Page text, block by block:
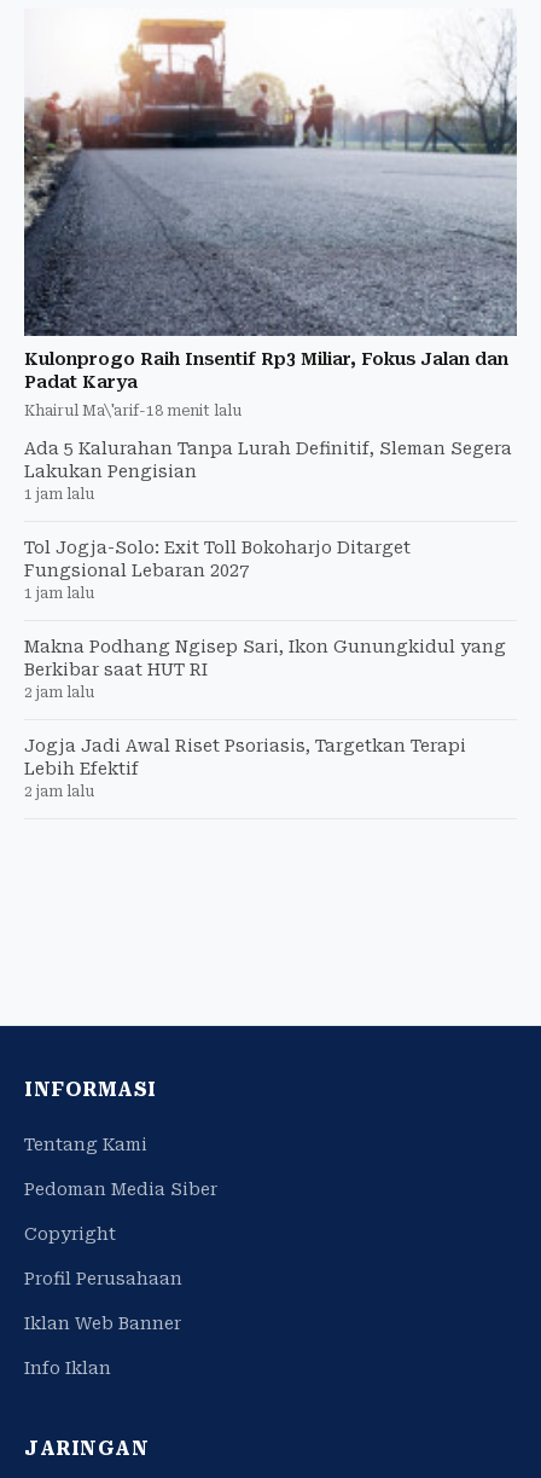
Kulonprogo Raih Insentif Rp3 Miliar, Fokus Jalan dan
Padat Karya
Khairul Ma\'arif-18 menit lalu
Ada 5 Kalurahan Tanpa Lurah Definitif, Sleman Segera
Lakukan Pengisian
1 jam lalu
Tol Jogja-Solo: Exit Toll Bokoharjo Ditarget
Fungsional Lebaran 2027
1 jam lalu
Makna Podhang Ngisep Sari, Ikon Gunungkidul yang
Berkibar saat HUT RI
2 jam lalu
Jogja Jadi Awal Riset Psoriasis, Targetkan Terapi
Lebih Efektif
2 jam lalu
INFORMASI
Tentang Kami
Pedoman Media Siber
Copyright
Profil Perusahaan
Iklan Web Banner
Info Iklan
JARINGAN